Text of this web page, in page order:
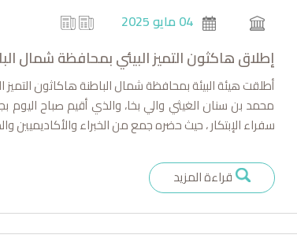
04 مايو 2025
إطلاق هاكثون التميز البيئي بمحافظة شمال
أطلقت هيئة البيئة بمحافظة شمال الباطنة هاكاثون
محمد بن سنان الغيثي والي بخا، والذي أقيم صباح اليوم
سفراء الإبتكار ، حيث حضره جمع من الخبراء والأكاديميين
قراءة المزيد